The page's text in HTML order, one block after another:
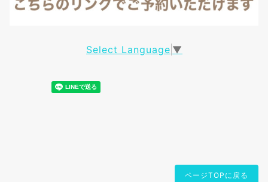
Select Language ▼
ページTOPに戻る